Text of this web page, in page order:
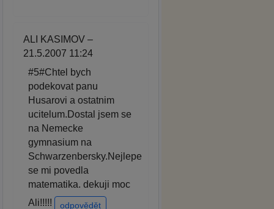
ALI KASIMOV –
21.5.2007 11:24
#5#Chtel bych
podekovat panu
Husarovi a ostatnim
ucitelum.Dostal jsem se
na Nemecke
gymnasium na
Schwarzenbersky.Nejlepe
se mi povedla
matematika. dekuji moc
Ali!!!!!
odpovědět